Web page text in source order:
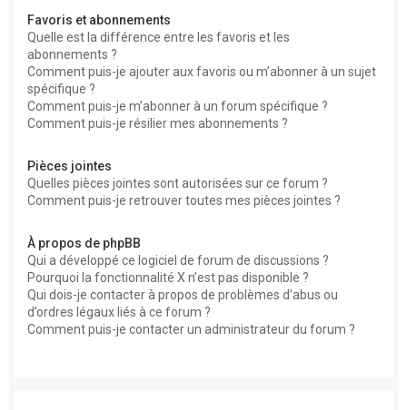
Favoris et abonnements
Quelle est la différence entre les favoris et les
abonnements ?
Comment puis-je ajouter aux favoris ou m’abonner à un sujet
spécifique ?
Comment puis-je m’abonner à un forum spécifique ?
Comment puis-je résilier mes abonnements ?
Pièces jointes
Quelles pièces jointes sont autorisées sur ce forum ?
Comment puis-je retrouver toutes mes pièces jointes ?
À propos de phpBB
Qui a développé ce logiciel de forum de discussions ?
Pourquoi la fonctionnalité X n’est pas disponible ?
Qui dois-je contacter à propos de problèmes d’abus ou
d’ordres légaux liés à ce forum ?
Comment puis-je contacter un administrateur du forum ?